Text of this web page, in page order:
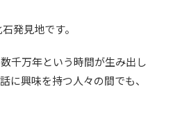
発見地です。
千万年という時間が生み出し
に興味を持つ人々の間でも、